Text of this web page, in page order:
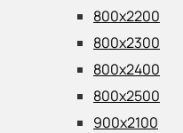
800х2200
800х2300
800х2400
800х2500
900х2100